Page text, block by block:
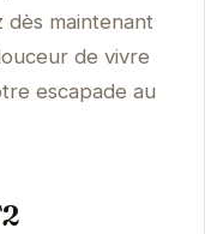
dès maintenant
de vivre
escapade au